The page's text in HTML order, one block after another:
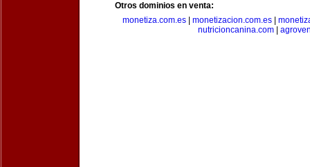
Otros dominios en venta:
monetiza.com.es| monetizacion.com.es|
nutricioncanina.com